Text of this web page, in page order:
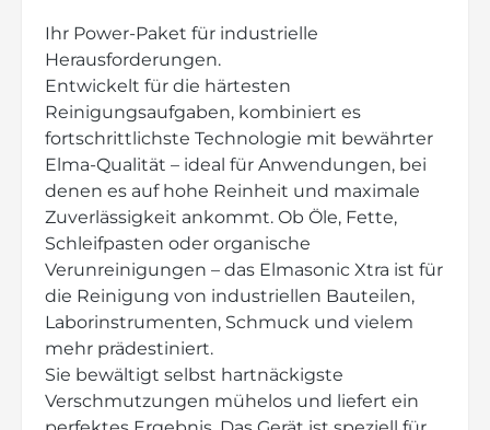
Ihr Power-Paket für industrielle
Herausforderungen.
Entwickelt für die härtesten
Reinigungsaufgaben, kombiniert es
fortschrittlichste Technologie mit bewährter
Elma-Qualität – ideal für Anwendungen, bei
denen es auf hohe Reinheit und maximale
Zuverlässigkeit ankommt. Ob Öle, Fette,
Schleifpasten oder organische
Verunreinigungen – das Elmasonic Xtra ist für
die Reinigung von industriellen Bauteilen,
Laborinstrumenten, Schmuck und vielem
mehr prädestiniert.
Sie bewältigt selbst hartnäckigste
Verschmutzungen mühelos und liefert ein